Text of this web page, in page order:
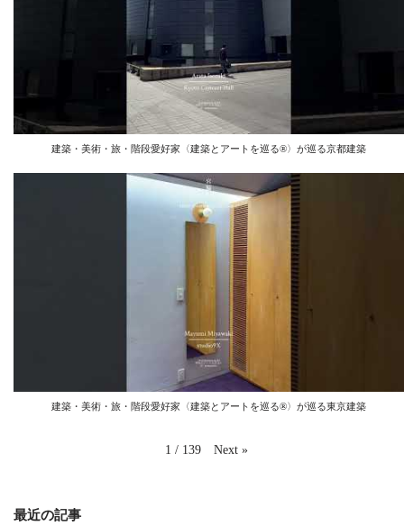
建築・美術・旅・階段愛好家〈建築とアートを巡る®️〉が巡る京都建築
建築・美術・旅・階段愛好家〈建築とアートを巡る®️〉が巡る東京建築
1 / 139 Next »
最近の記事